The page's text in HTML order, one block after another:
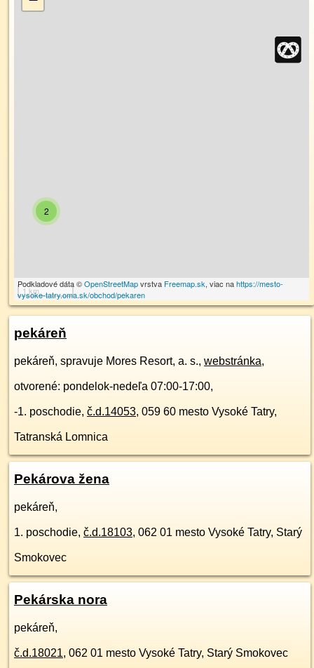
2
1 km
Podkladové dáta ©OpenStreetMapvrstva Freemap.sk, viac nahttps://mesto-
vysoke-tatry.oma.sk/obchod/pekaren
pekáreň
pekáreň, spravuje Mores Resort, a. s., webstránka,
otvorené: pondelok-nedeľa 07:00-17:00,
-1. poschodie, č.d.14053, 059 60 mesto Vysoké Tatry,
Tatranská Lomnica
Pekárova žena
pekáreň,
1. poschodie, č.d.18103, 062 01 mesto Vysoké Tatry, Starý
Smokovec
Pekárska nora
pekáreň,
č.d.18021, 062 01 mesto Vysoké Tatry, Starý Smokovec